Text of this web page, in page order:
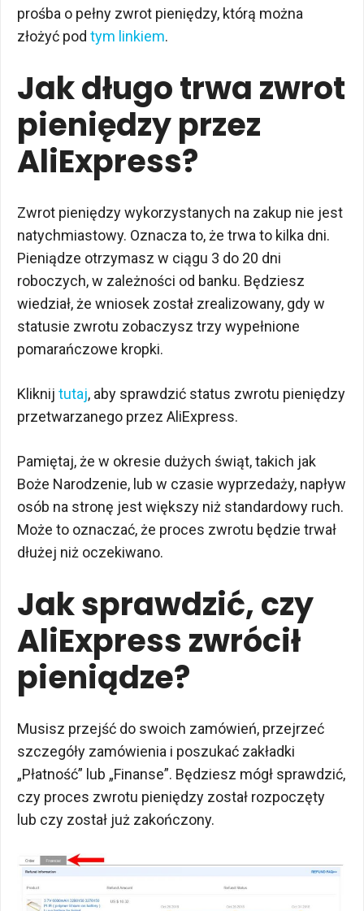
prośba o pełny zwrot pieniędzy, którą można
złożyć pod tym linkiem.
Jak długo trwa zwrot
pieniędzy przez
AliExpress?
Zwrot pieniędzy wykorzystanych na zakup nie jest
natychmiastowy. Oznacza to, że trwa to kilka dni.
Pieniądze otrzymasz w ciągu 3 do 20 dni
roboczych, w zależności od banku. Będziesz
wiedział, że wniosek został zrealizowany, gdy w
statusie zwrotu zobaczysz trzy wypełnione
pomarańczowe kropki.
Kliknij tutaj, aby sprawdzić status zwrotu pieniędzy
przetwarzanego przez AliExpress.
Pamiętaj, że w okresie dużych świąt, takich jak
Boże Narodzenie, lub w czasie wyprzedaży, napływ
osób na stronę jest większy niż standardowy ruch.
Może to oznaczać, że proces zwrotu będzie trwał
dłużej niż oczekiwano.
Jak sprawdzić, czy
AliExpress zwrócił
pieniądze?
Musisz przejść do swoich zamówień, przejrzeć
szczegóły zamówienia i poszukać zakładki
„Płatność” lub „Finanse”. Będziesz mógł sprawdzić,
czy proces zwrotu pieniędzy został rozpoczęty
lub czy został już zakończony.